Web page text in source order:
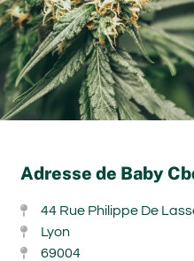
Adresse de Baby
44 Rue Philippe De
Lyon
69004